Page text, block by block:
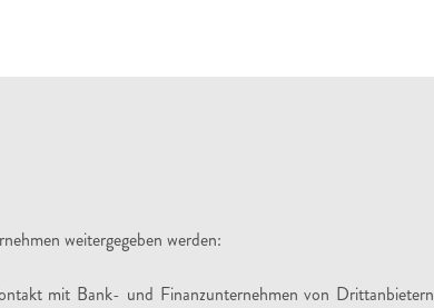
weitergegeben werden:
mit Bank- und Finanzunternehmen von